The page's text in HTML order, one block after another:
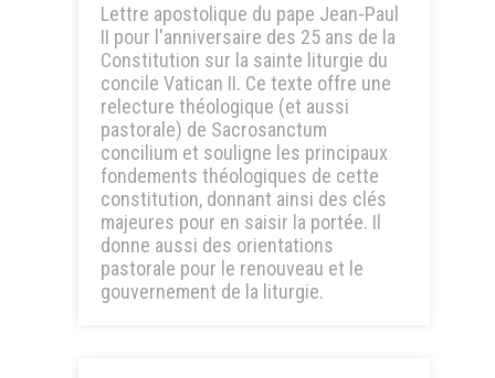
Lettre apostolique du pape Jean-Paul
II pour l'anniversaire des 25 ans de la
Constitution sur la sainte liturgie du
concile Vatican II. Ce texte offre une
relecture théologique (et aussi
pastorale) de Sacrosanctum
concilium et souligne les principaux
fondements théologiques de cette
constitution, donnant ainsi des clés
majeures pour en saisir la portée. Il
donne aussi des orientations
pastorale pour le renouveau et le
gouvernement de la liturgie.